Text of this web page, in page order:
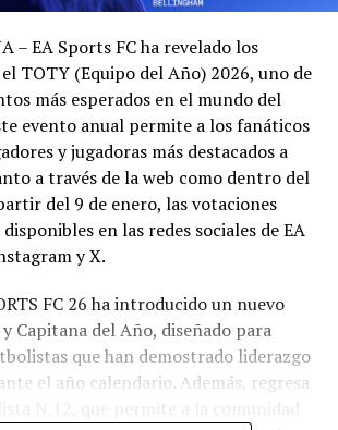
– EA Sports FC ha revelado los
TOTY (Equipo del Año) 2026, uno de
más esperados en el mundo del
evento anual permite a los fanáticos
y jugadoras más destacados a
a través de la web como dentro del
del 9 de enero, las votaciones
en las redes sociales de EA
y X.
FC 26 ha introducido un nuevo
Capitana del Año, diseñado para
que han demostrado liderazgo
el año calendario. Además, regresa